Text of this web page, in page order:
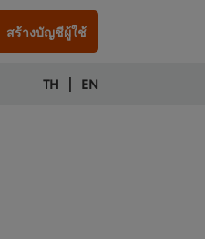
สร้างบัญชีผู้ใช้
TH | EN